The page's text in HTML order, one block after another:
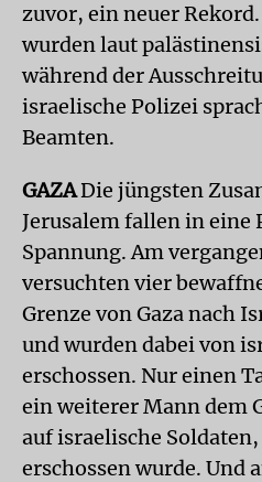
zuvor, ein neuer
wurden laut
während der
israelische Polizei
Beamten.
GAZADie jüngsten
Jerusalem fallen in eine
Spannung. Am
versuchten vier
Grenze von Gaza nach
und wurden dabei von
erschossen. Nur einen
ein weiterer Mann dem
auf israelische
erschossen wurde. Und